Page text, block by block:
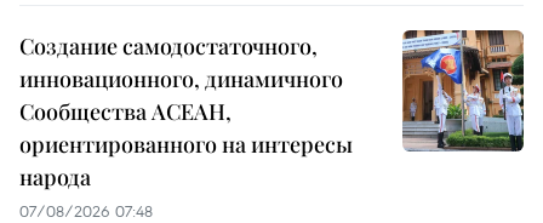
Создание самодостаточного,
инновационного, динамичного
Сообщества АСЕАН,
ориентированного на интересы
народа
07/08/2026 07:48